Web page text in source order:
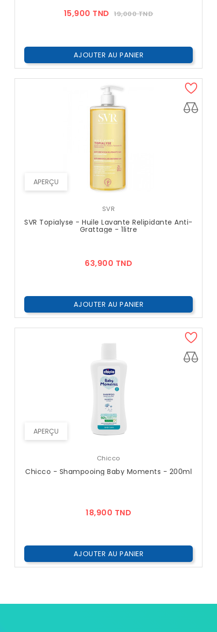
15,900 TND Prix
19,000 TNDPrix
AJOUTER AU PANIER
APERÇU
SVR
SVR Topialyse - Huile Lavante Relipidante Anti-
Grattage - 1litre
63,900 TND
AJOUTER AU PANIER
APERÇU
Chicco
Chicco - Shampooing Baby Moments - 200ml
18,900 TND
AJOUTER AU PANIER